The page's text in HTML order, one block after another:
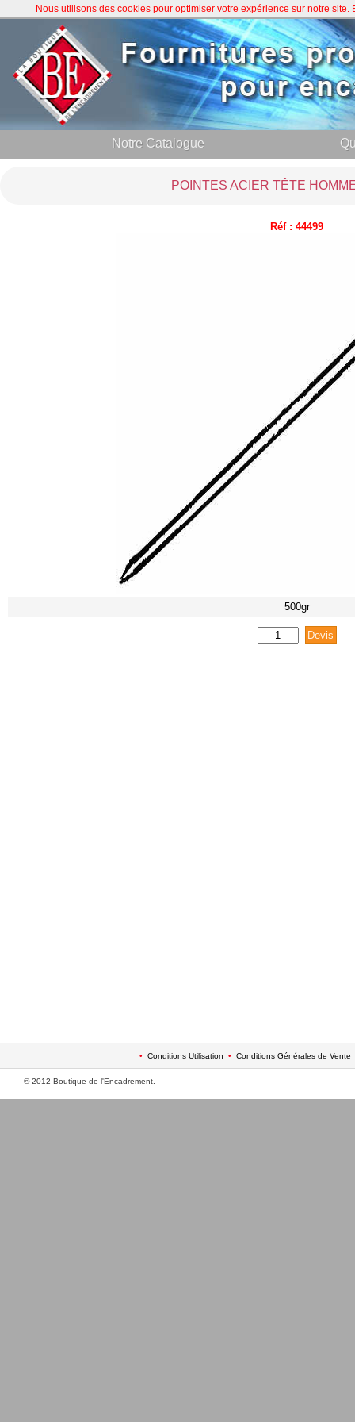
Notre Catalogue
POINTES ACIER TÊTE
Réf : 44499
500gr
• Conditions Utilisation • Conditions Générales de Vente
© 2012 Boutique de l'Encadrement.
Nous utilisons des cookies pour optimiser votre expérience sur notre